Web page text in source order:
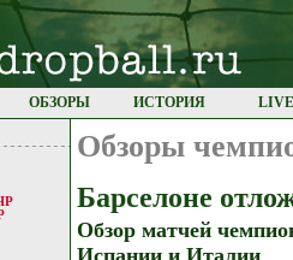
ОБЗОРЫ ИСТОРИЯ
Обзоры
Барселоне
Обзор матчей
Испании и Италии